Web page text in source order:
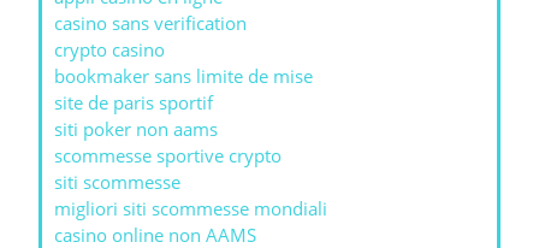
casino sans verification
crypto casino
bookmaker sans limite de mise
site de paris sportif
siti poker non aams
scommesse sportive crypto
siti scommesse
migliori siti scommesse mondiali
casino online non AAMS